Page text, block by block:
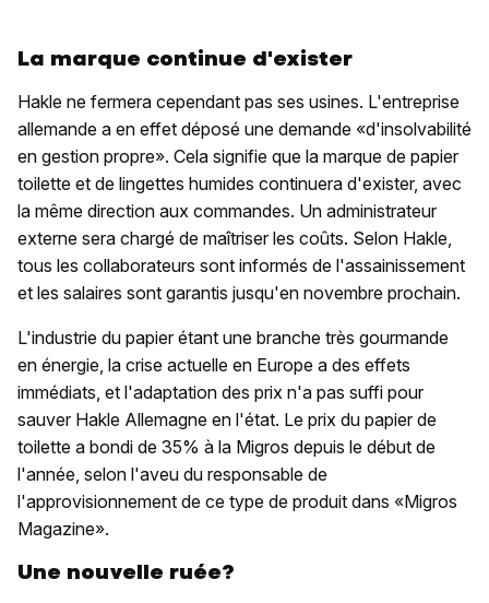
La marque continue d'exister
Hakle ne fermera cependant pas ses usines. L'entreprise
allemande a en effet déposé une demande «d'insolvabilité
en gestion propre». Cela signifie que la marque de papier
toilette et de lingettes humides continuera d'exister, avec
la même direction aux commandes. Un administrateur
externe sera chargé de maîtriser les coûts. Selon Hakle,
tous les collaborateurs sont informés de l'assainissement
et les salaires sont garantis jusqu'en novembre prochain.
L'industrie du papier étant une branche très gourmande
en énergie, la crise actuelle en Europe a des effets
immédiats, et l'adaptation des prix n'a pas suffi pour
sauver Hakle Allemagne en l'état. Le prix du papier de
toilette a bondi de 35% à la Migros depuis le début de
l'année, selon l'aveu du responsable de
l'approvisionnement de ce type de produit dans «Migros
Magazine».
Une nouvelle ruée?